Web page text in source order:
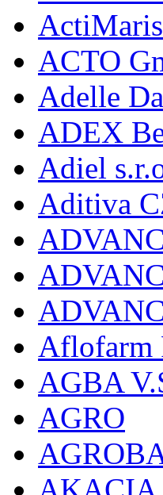
ACTO
Adelle
ADEX
Adiel
Aditiva
Aflofarm
AGBA
AGRO